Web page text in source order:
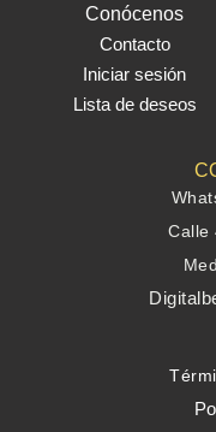
Conócenos
Contacto
Iniciar sesión
Lista de deseos
Calle